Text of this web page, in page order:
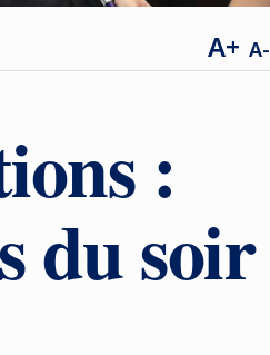
A+ A-
:
du soir